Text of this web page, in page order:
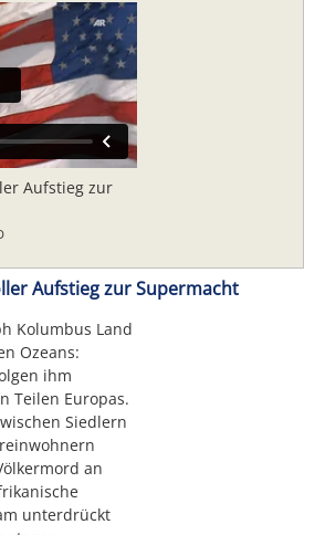
Aufstieg zur
Aufstieg zur Supermacht
Kolumbus Land
Ozeans:
ihm
Teilen Europas.
Siedlern
an
unterdrückt